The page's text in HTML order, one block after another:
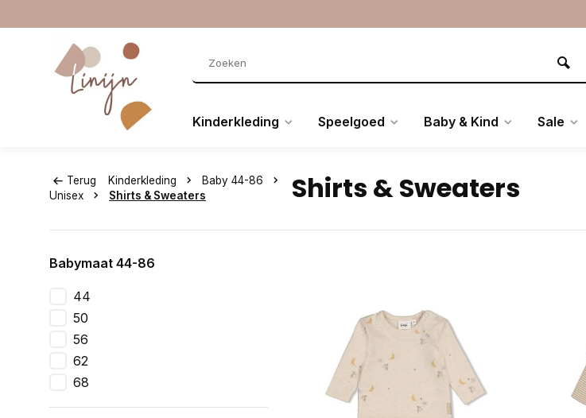
Kinderkleding Speelgoed Baby & Kind Sale
Terug Kinderkleding
Baby 44-86
Unisex
Shirts & Sweaters Shirts & Sweaters
Babymaat 44-86
44
50
56
62
68